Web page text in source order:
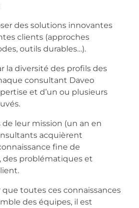
des solutions innovantes
clients (approches
outils durables…).
la diversité des profils des
consultant Daveo
et d’un ou plusieurs
de leur mission (un an en
acquièrent
fine de
des problématiques et
toutes ces connaissances
des équipes, il est